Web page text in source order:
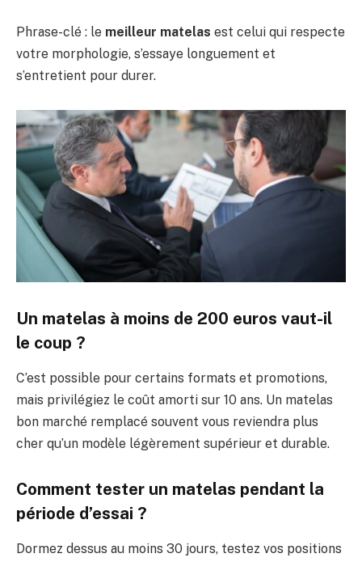
Phrase-clé : le meilleur matelas est celui qui respecte
votre morphologie, s’essaye longuement et
s’entretient pour durer.
Un matelas à moins de 200 euros vaut-il
le coup ?
C’est possible pour certains formats et promotions,
mais privilégiez le coût amorti sur 10 ans. Un matelas
bon marché remplacé souvent vous reviendra plus
cher qu’un modèle légèrement supérieur et durable.
Comment tester un matelas pendant la
période d’essai ?
Dormez dessus au moins 30 jours, testez vos positions